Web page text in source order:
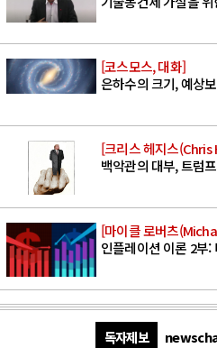
[코스모스, 대화]
은하수의 크기, 예상
[크리스 헤지스(Chris
백악관의 대부, 트럼
[마이클 로버츠
인플레이션 이론 2부:
독자제보